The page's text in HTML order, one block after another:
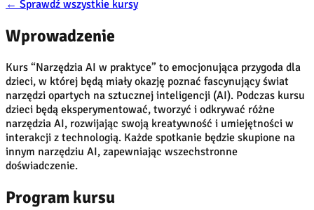
← Sprawdź wszystkie kursy
Wprowadzenie
Kurs “Narzędzia AI w praktyce” to emocjonująca przygoda dla
dzieci, w której będą miały okazję poznać fascynujący świat
narzędzi opartych na sztucznej inteligencji (AI). Podczas kursu
dzieci będą eksperymentować, tworzyć i odkrywać różne
narzędzia AI, rozwijając swoją kreatywność i umiejętności w
interakcji z technologią. Każde spotkanie będzie skupione na
innym narzędziu AI, zapewniając wszechstronne
doświadczenie.
Program kursu